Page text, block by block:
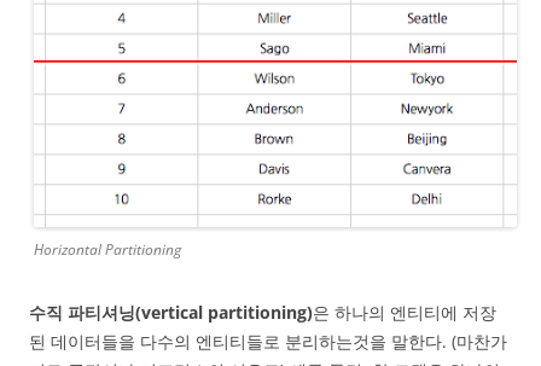
Horizontal Partitioning
수직 파티셔닝(vertical partitioning)은 하나의 엔티티에 저장
된 데이터들을 다수의 엔티티들로 분리하는것을 말한다. (마찬가